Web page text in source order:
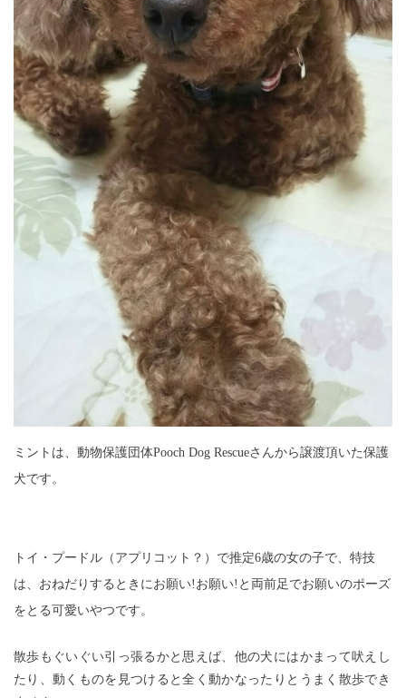
ミントは、動物保護団体Pooch Dog Rescueさんから譲渡頂いた保護
犬です。
トイ・プードル（アプリコット？）で推定6歳の女の子で、特技
は、おねだりするときにお願い!お願い!と両前足でお願いのポーズ
をとる可愛いやつです。
散歩もぐいぐい引っ張るかと思えば、他の犬にはかまって吠えし
たり、動くものを見つけると全く動かなったりとうまく散歩でき